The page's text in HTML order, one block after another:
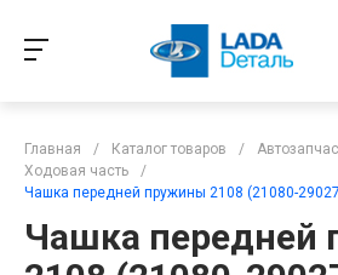
Главная / Каталог товаров /
Ходовая часть
/
Чашка передней пружины 2108 (21080-
Чашка передней